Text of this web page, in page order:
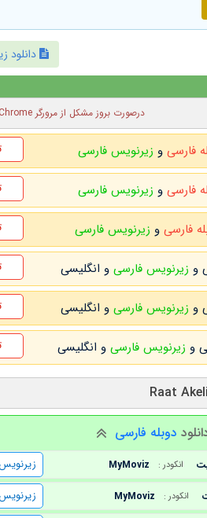
دانلود
درصورت بروز مشکل از مرورگر Google Chrome استفاده کنید
فارسی و زیرنویس فارسی
فارسی و زیرنویس فارسی
فارسی و زیرنویس فارسی
زیرنویس فارسی و انگلیسی
زیرنویس فارسی و انگلیسی
زیرنویس فارسی و انگلیسی
دوبله فارسی
انکودر : MyMoviz
انکودر : MyMoviz